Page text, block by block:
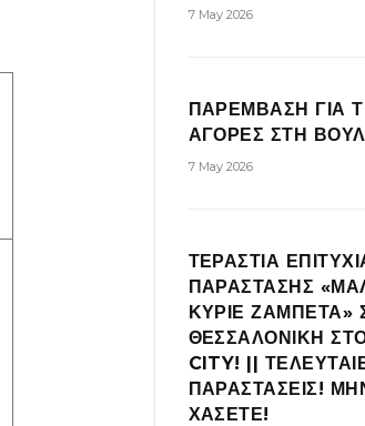
7 May 2026
ΠΑΡΕΜΒΑΣΗ ΓΙΑ
ΑΓΟΡΕΣ ΣΤΗ
7 May 2026
ΤΕΡΑΣΤΙΑ
ΠΑΡΑΣΤΑΣΗΣ
ΚΥΡΙΕ ΖΑΜΠΕΤΑ»
ΘΕΣΣΑΛΟΝΙΚΗ
CITY! ||
ΠΑΡΑΣΤΑΣΕΙΣ!
ΧΑΣΕΤΕ!